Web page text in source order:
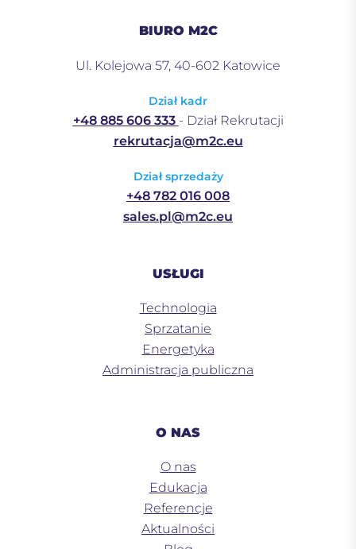
BIURO M2C
Ul. Kolejowa 57, 40-602 Katowice
Dział kadr
+48 885 606 333 - Dział Rekrutacji
rekrutacja@m2c.eu
Dział sprzedaży
+48 782 016 008
sales.pl@m2c.eu
USŁUGI
Technologia
Sprzatanie
Energetyka
Administracja publiczna
O NAS
O nas
Edukacja
Referencje
Aktualności